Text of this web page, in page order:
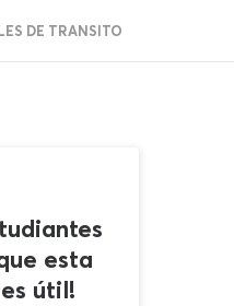
DE TRANSITO
esta
útil!